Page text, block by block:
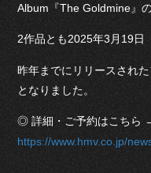
Album『The Goldmine』
2作品とも2025年3月19日
昨年までにリリースされ
となりました。
◎ 詳細・ご予約はこちら
https://www.hmv.co.jp/